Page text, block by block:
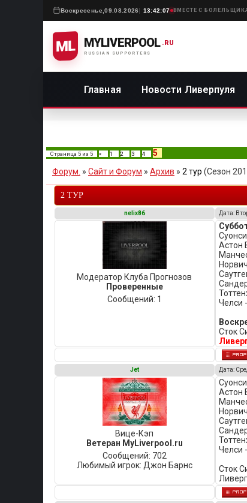
Воскресенье,09.08.2026 13:42:07 ВМЕСТЕ С
ML MYLIVERPOOL
RUSSIAN SUPPORTERS
.RU
Главная Новости Ливерпуля
Страница 5 из 5 « 1 2 3 4
5
Форум. » Сайт и Форум » Архив » 2 тур (Сезон
2 ТУР
nelix86 Дата:
Модератор Клуба Прогнозов
Проверенные
Сообщений: 1
Астон
Челси
Сток
Jet Дата:
Вице-Кэп
Ветеран MyLiverpool.ru
Сообщений: 702
Любимый игрок: Джон Барнс
Астон
Челси
Сток